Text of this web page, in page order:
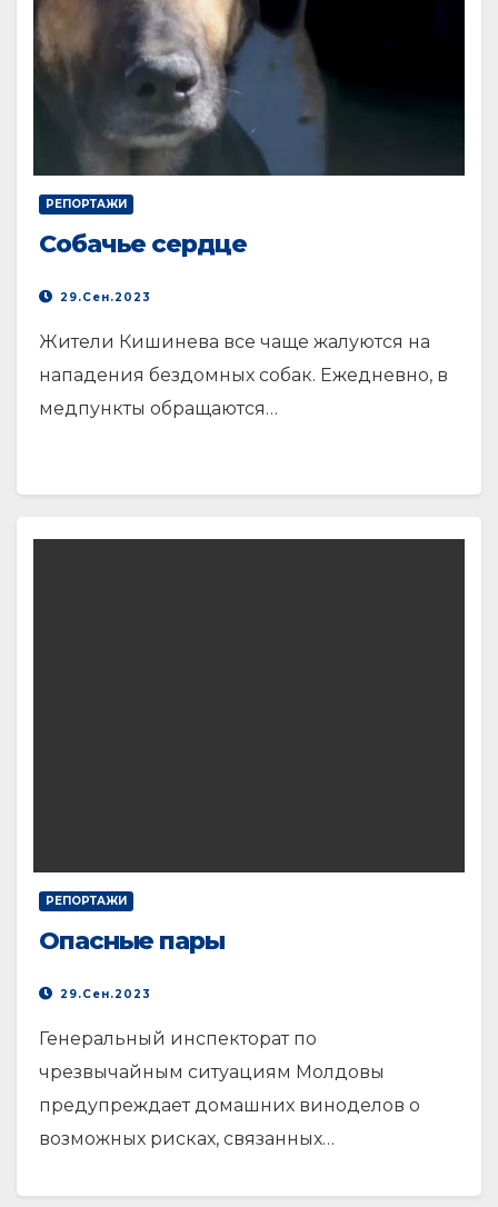
РЕПОРТАЖИ
Собачье сердце
29.Сен.2023
Жители Кишинева все чаще жалуются на
нападения бездомных собак. Ежедневно, в
медпункты обращаются…
РЕПОРТАЖИ
Опасные пары
29.Сен.2023
Генеральный инспекторат по
чрезвычайным ситуациям Молдовы
предупреждает домашних виноделов о
возможных рисках, связанных…